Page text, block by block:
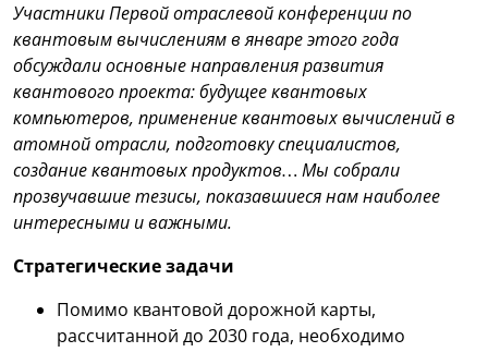
Участники Первой отраслевой конференции по
квантовым вычислениям в январе этого года
обсуждали основные направления развития
квантового проекта: будущее квантовых
компьютеров, применение квантовых вычислений в
атомной отрасли, подготовку специалистов,
создание квантовых продуктов… Мы собрали
прозвучавшие тезисы, показавшиеся нам наиболее
интересными и важными.
Стратегические задачи
Помимо квантовой дорожной карты,
рассчитанной до 2030 года, необходимо